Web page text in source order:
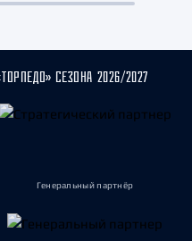
СЕЗОНА 2026/2027
Генеральный партнёр